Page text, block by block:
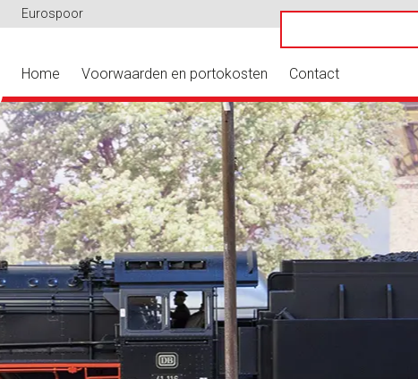
Eurospoor
Home Voorwaarden en portokosten Contact